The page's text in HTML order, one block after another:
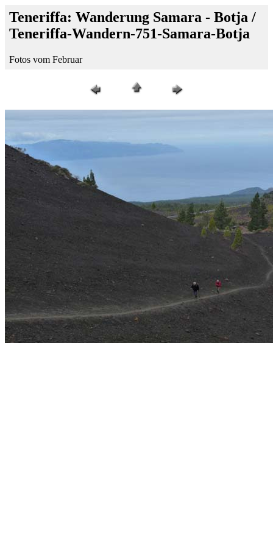
Teneriffa: Wanderung Samara - Botja /
Teneriffa-Wandern-751-Samara-Botja
Fotos vom Februar